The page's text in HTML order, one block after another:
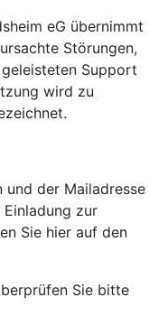
eG übernimmt
Störungen,
Support
wird zu
und der Mailadresse
zur
Sie hier auf den
Sie bitte